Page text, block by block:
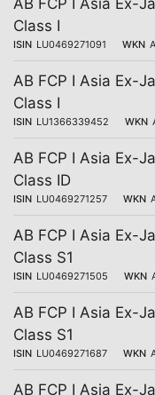
AB FCP I Asia Ex-
Class I
ISIN LU0469271091 WKN
AB FCP I Asia Ex-
Class I
ISIN LU1366339452 WKN
AB FCP I Asia Ex-
Class ID
ISIN LU0469271257 WKN
AB FCP I Asia Ex-
Class S1
ISIN LU0469271505 WKN
AB FCP I Asia Ex-
Class S1
ISIN LU0469271687 WKN
AB FCP I Asia Ex-